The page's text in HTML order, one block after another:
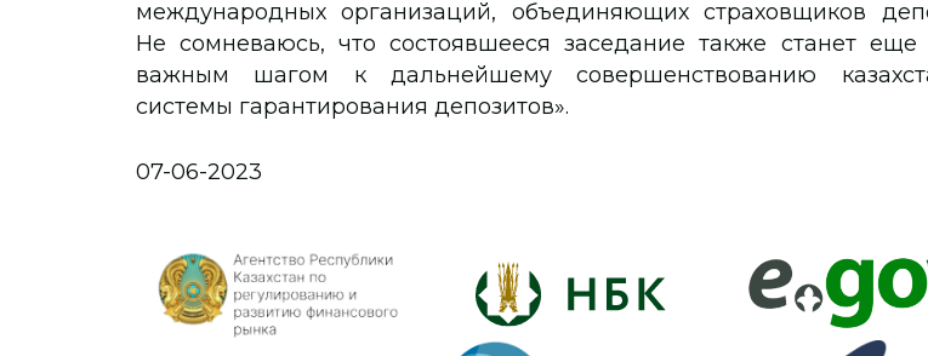
международных организаций, объединяющих страховщиков
Не сомневаюсь, что состоявшееся заседание также станет
важным шагом к дальнейшему совершенствованию
системы гарантирования депозитов».
07-06-2023